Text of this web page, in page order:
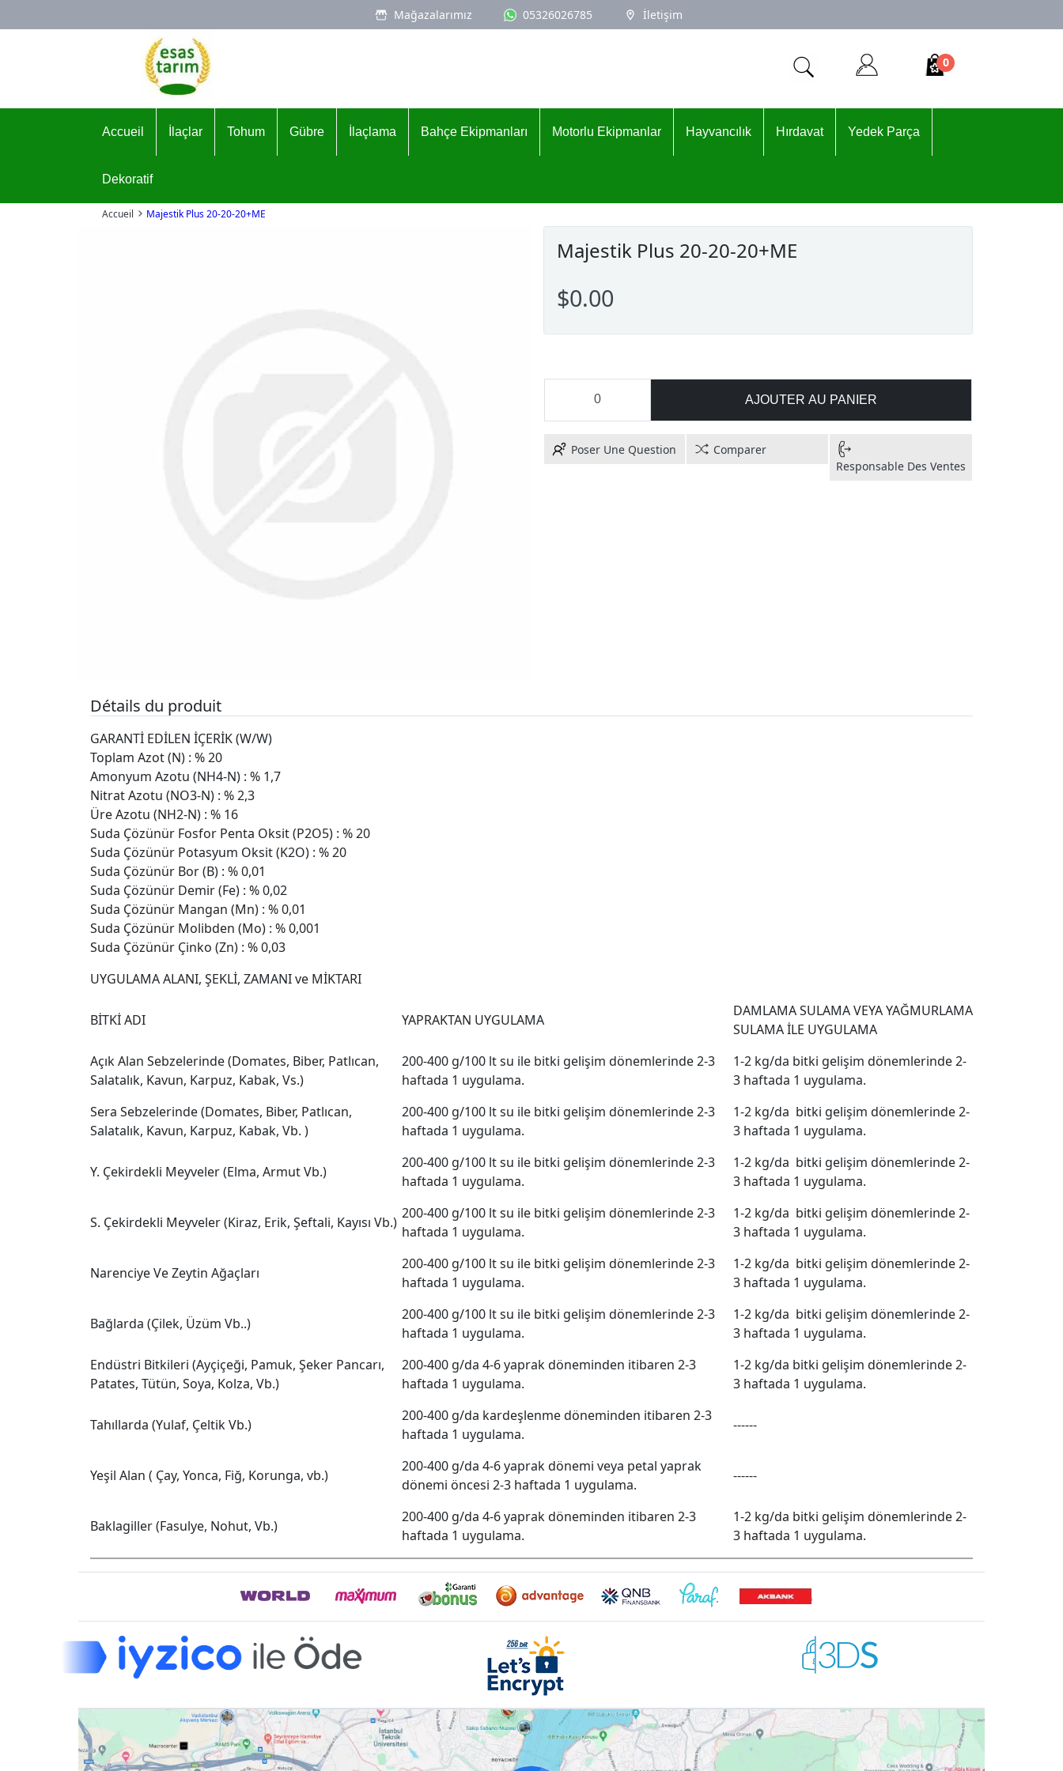
Mağazalarımız 05326026785 İletişim
Logo
0
Accueil İlaçlar Tohum Gübre İlaçlama Bahçe Ekipmanları Motorlu Ekipmanlar Hayvancılık Hırdavat Yedek Parça
Dekoratif
Accueil Majestik Plus 20-20-20+ME
Majestik Plus 20-20-20+ME
$0.00
AJOUTER AU PANIER
Poser Une Question
Comparer
Responsable Des Ventes
Détails du produit
GARANTİ EDİLEN İÇERİK (W/W)
Toplam Azot (N) : % 20
Amonyum Azotu (NH4-N) : % 1,7
Nitrat Azotu (NO3-N) : % 2,3
Üre Azotu (NH2-N) : % 16
Suda Çözünür Fosfor Penta Oksit (P2O5) : % 20
Suda Çözünür Potasyum Oksit (K2O) : % 20
Suda Çözünür Bor (B) : % 0,01
Suda Çözünür Demir (Fe) : % 0,02
Suda Çözünür Mangan (Mn) : % 0,01
Suda Çözünür Molibden (Mo) : % 0,001
Suda Çözünür Çinko (Zn) : % 0,03
UYGULAMA ALANI, ŞEKLİ, ZAMANI ve MİKTARI
BİTKİ ADI YAPRAKTAN UYGULAMA
DAMLAMA SULAMA VEYA YAĞMURLAMA
SULAMA İLE UYGULAMA
Açık Alan Sebzelerinde (Domates, Biber, Patlıcan,
Salatalık, Kavun, Karpuz, Kabak, Vs.)
200-400 g/100 lt su ile bitki gelişim dönemlerinde 2-3
haftada 1 uygulama.
1-2 kg/da bitki gelişim dönemlerinde 2-
3 haftada 1 uygulama.
Sera Sebzelerinde (Domates, Biber, Patlıcan,
Salatalık, Kavun, Karpuz, Kabak, Vb. )
200-400 g/100 lt su ile bitki gelişim dönemlerinde 2-3
haftada 1 uygulama.
1-2 kg/da bitki gelişim dönemlerinde 2-
3 haftada 1 uygulama.
Y. Çekirdekli Meyveler (Elma, Armut Vb.)
200-400 g/100 lt su ile bitki gelişim dönemlerinde 2-3
haftada 1 uygulama.
1-2 kg/da bitki gelişim dönemlerinde 2-
3 haftada 1 uygulama.
S. Çekirdekli Meyveler (Kiraz, Erik, Şeftali, Kayısı Vb.)
200-400 g/100 lt su ile bitki gelişim dönemlerinde 2-3
haftada 1 uygulama.
1-2 kg/da bitki gelişim dönemlerinde 2-
3 haftada 1 uygulama.
Narenciye Ve Zeytin Ağaçları
200-400 g/100 lt su ile bitki gelişim dönemlerinde 2-3
haftada 1 uygulama.
1-2 kg/da bitki gelişim dönemlerinde 2-
3 haftada 1 uygulama.
Bağlarda (Çilek, Üzüm Vb..)
200-400 g/100 lt su ile bitki gelişim dönemlerinde 2-3
haftada 1 uygulama.
1-2 kg/da bitki gelişim dönemlerinde 2-
3 haftada 1 uygulama.
Endüstri Bitkileri (Ayçiçeği, Pamuk, Şeker Pancarı,
Patates, Tütün, Soya, Kolza, Vb.)
200-400 g/da 4-6 yaprak döneminden itibaren 2-3
haftada 1 uygulama.
1-2 kg/da bitki gelişim dönemlerinde 2-
3 haftada 1 uygulama.
Tahıllarda (Yulaf, Çeltik Vb.)
200-400 g/da kardeşlenme döneminden itibaren 2-3
haftada 1 uygulama.
------
Yeşil Alan ( Çay, Yonca, Fiğ, Korunga, vb.)
200-400 g/da 4-6 yaprak dönemi veya petal yaprak
dönemi öncesi 2-3 haftada 1 uygulama.
------
Baklagiller (Fasulye, Nohut, Vb.)
200-400 g/da 4-6 yaprak döneminden itibaren 2-3
haftada 1 uygulama.
1-2 kg/da bitki gelişim dönemlerinde 2-
3 haftada 1 uygulama.